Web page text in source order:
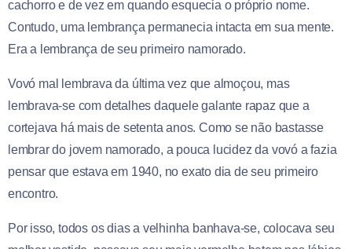
cachorro e de vez em quando esquecia o próprio nome.
Contudo, uma lembrança permanecia intacta em sua mente.
Era a lembrança de seu primeiro namorado.
Vovó mal lembrava da última vez que almoçou, mas
lembrava-se com detalhes daquele galante rapaz que a
cortejava há mais de setenta anos. Como se não bastasse
lembrar do jovem namorado, a pouca lucidez da vovó a fazia
pensar que estava em 1940, no exato dia de seu primeiro
encontro.
Por isso, todos os dias a velhinha banhava-se, colocava seu